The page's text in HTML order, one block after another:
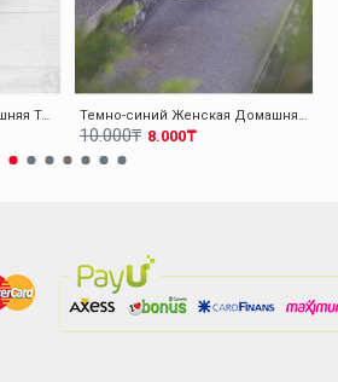
Бежевый Женская Домашняя Тапочки-Шлепанцы 001ZAELISPOLY Темно-синий Женская Домашняя Тапочки-Шлепанцы 001ZAELISPOLY
8.000₸
10.000₸